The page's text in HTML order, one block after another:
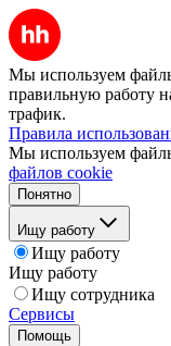
Мы используем
правильную работу
трафик.
Правила
Мы используем
файлов cookie
Понятно
Ищу работу
Ищу работу
Ищу работу
Ищу сотрудника
Сервисы
Помощь